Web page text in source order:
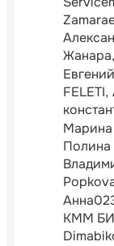
Жанара
FELETI
Марина
Полина
КММ